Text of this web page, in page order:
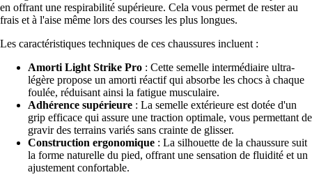
en offrant une respirabilité supérieure. Cela vous permet de rester au
frais et à l'aise même lors des courses les plus longues.
Les caractéristiques techniques de ces chaussures incluent :
Amorti Light Strike Pro : Cette semelle intermédiaire ultra-
légère propose un amorti réactif qui absorbe les chocs à chaque
foulée, réduisant ainsi la fatigue musculaire.
Adhérence supérieure : La semelle extérieure est dotée d'un
grip efficace qui assure une traction optimale, vous permettant de
gravir des terrains variés sans crainte de glisser.
Construction ergonomique : La silhouette de la chaussure suit
la forme naturelle du pied, offrant une sensation de fluidité et un
ajustement confortable.